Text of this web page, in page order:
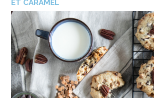
ET CARAMEL